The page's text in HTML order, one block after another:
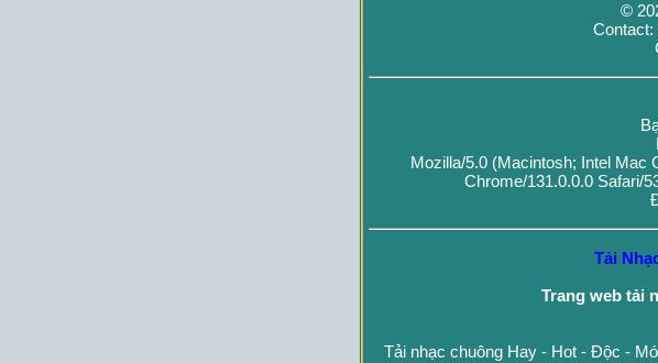
©
Contact:
Mozilla/5.0 (Macintosh; Intel Mac
Chrome/131.0.0.0 Safari/
Tải
Trang web tải
Tải nhạc chuông Hay - Hot - Độc -